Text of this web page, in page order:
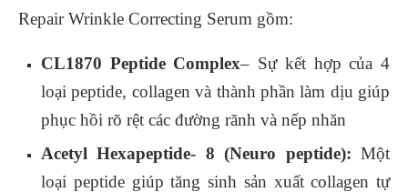
Repair Wrinkle Correcting Serum gồm:
CL1870 Peptide Complex– Sự kết hợp của 4
loại peptide, collagen và thành phần làm dịu giúp
phục hồi rõ rệt các đường rãnh và nếp nhăn
Acetyl Hexapeptide- 8 (Neuro peptide): Một
loại peptide giúp tăng sinh sản xuất collagen tự